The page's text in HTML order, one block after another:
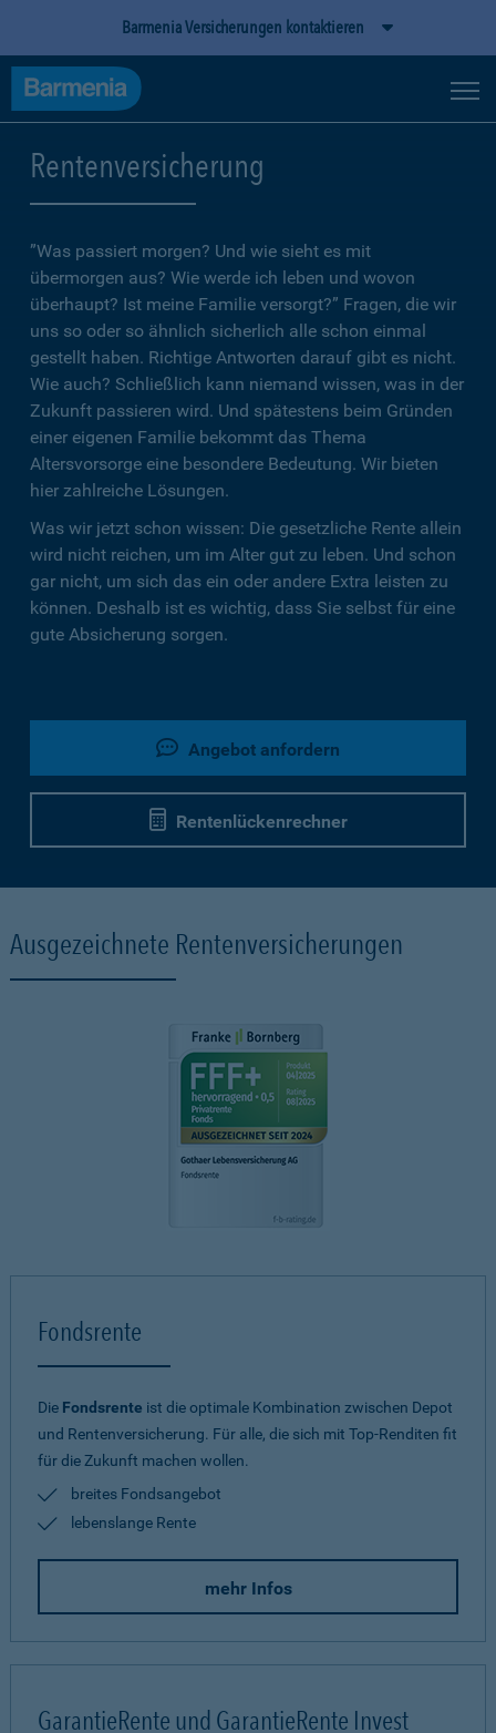
Barmenia Versicherungen kontaktieren
Rentenversicherung
”Was passiert morgen? Und wie sieht es mit
übermorgen aus? Wie werde ich leben und wovon
überhaupt? Ist meine Familie versorgt?” Fragen, die wir
uns so oder so ähnlich sicherlich alle schon einmal
gestellt haben. Richtige Antworten darauf gibt es nicht.
Wie auch? Schließlich kann niemand wissen, was in der
Zukunft passieren wird. Und spätestens beim Gründen
einer eigenen Familie bekommt das Thema
Altersvorsorge eine besondere Bedeutung. Wir bieten
hier zahlreiche Lösungen.
Was wir jetzt schon wissen: Die gesetzliche Rente allein
wird nicht reichen, um im Alter gut zu leben. Und schon
gar nicht, um sich das ein oder andere Extra leisten zu
können. Deshalb ist es wichtig, dass Sie selbst für eine
gute Absicherung sorgen.
Angebot anfordern
Rentenlückenrechner
Ausgezeichnete Rentenversicherungen
Fondsrente
Die Fondsrente ist die optimale Kombination zwischen Depot
und Rentenversicherung. Für alle, die sich mit Top-Renditen fit
für die Zukunft machen wollen.
breites Fondsangebot
lebenslange Rente
mehr Infos
GarantieRente und GarantieRente Invest